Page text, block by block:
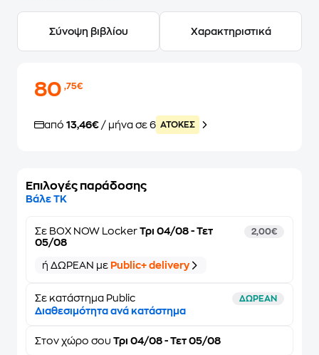
Σύνοψη βιβλίου Χαρακτηριστικά
80,75€
από 13,46€ / μήνα σε 6 ATOKEΣ
Επιλογές παράδοσης
Βάλε ΤΚ
Σε BOX NOW Locker Τρι 04/08 - Τετ
05/08
2,00€
ή ΔΩΡΕΑΝ με Public+ delivery
Σε κατάστημα Public ΔΩΡΕΑΝ
Διαθεσιμότητα ανά κατάστημα
Στον χώρο σου Τρι 04/08 - Τετ 05/08